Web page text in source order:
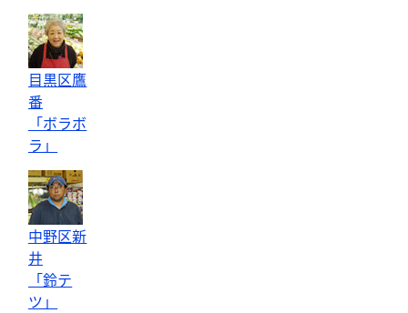
目黒区鷹
番
「ボラボ
ラ」
中野区新
井
「鈴テ
ツ」